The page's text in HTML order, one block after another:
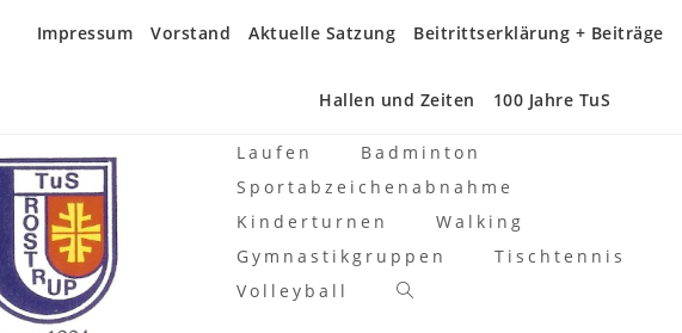
Impressum Vorstand Aktuelle Satzung Beitrittserklärung + Beiträge
Hallen und Zeiten 100 Jahre TuS
Laufen
Badminton
Sportabzeichenabnahme
Kinderturnen
Walking
Gymnastikgruppen
Tischtennis
Volleyball
Website-